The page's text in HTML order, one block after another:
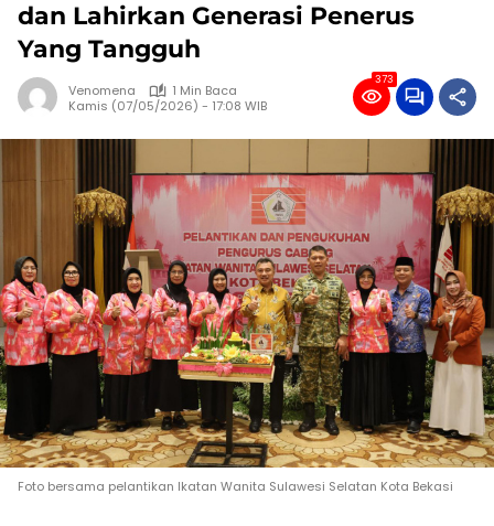
dan Lahirkan Generasi Penerus
Yang Tangguh
Venomena
1 Min Baca
Kamis (07/05/2026) - 17:08 WIB
373
Foto bersama pelantikan Ikatan Wanita Sulawesi Selatan Kota Bekasi